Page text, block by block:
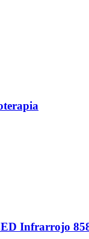
Infrarrojo